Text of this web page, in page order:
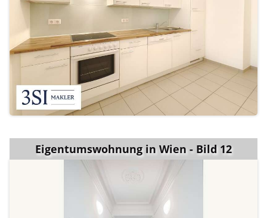
Eigentumswohnung in Wien - Bild 12